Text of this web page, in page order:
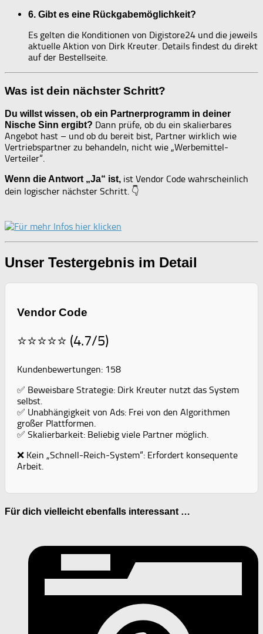
6. Gibt es eine Rückgabemöglichkeit?
Es gelten die Konditionen von Digistore24 und die jeweils
aktuelle Aktion von Dirk Kreuter. Details findest du direkt
auf der Bestellseite.
Was ist dein nächster Schritt?
Du willst wissen, ob ein Partnerprogramm in deiner
Nische Sinn ergibt? Dann prüfe, ob du ein skalierbares
Angebot hast – und ob du bereit bist, Partner wirklich wie
Vertriebspartner zu behandeln, nicht wie „Werbemittel-
Verteiler“.
Wenn die Antwort „Ja“ ist, ist Vendor Code wahrscheinlich
dein logischer nächster Schritt. 👇
Unser Testergebnis im Detail
Vendor Code
⭐⭐⭐⭐⭐ (4.7/5)
Kundenbewertungen: 158
✅ Beweisbare Strategie: Dirk Kreuter nutzt das System
selbst.
✅ Unabhängigkeit von Ads: Frei von den Algorithmen
großer Plattformen.
✅ Skalierbarkeit: Beliebig viele Partner möglich.
❌ Kein „Schnell-Reich-System“: Erfordert konsequente
Arbeit.
Für dich vielleicht ebenfalls interessant …